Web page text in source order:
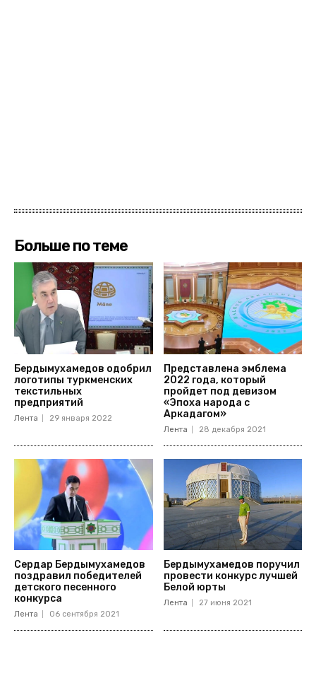
Больше по теме
Бердымухамедов одобрил
логотипы туркменских
текстильных
предприятий
Лента 29 января 2022
Представлена эмблема
2022 года, который
пройдет под девизом
«Эпоха народа с
Аркадагом»
Лента 28 декабря 2021
Сердар Бердымухамедов
поздравил победителей
детского песенного
конкурса
Лента 06 сентября 2021
Бердымухамедов поручил
провести конкурс лучшей
Белой юрты
Лента 27 июня 2021